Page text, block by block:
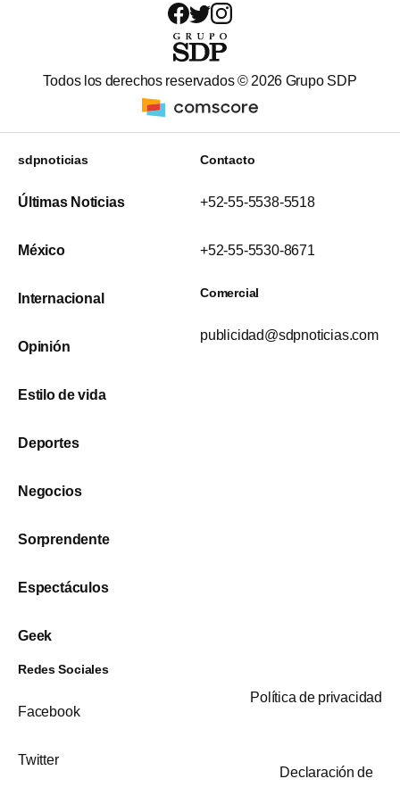
Todos los derechos reservados © 2026 Grupo SDP
sdpnoticias
Últimas Noticias
México
Internacional
Opinión
Estilo de vida
Deportes
Negocios
Sorprendente
Espectáculos
Geek
Contacto
+52-55-5538-5518
+52-55-5530-8671
Comercial
publicidad@sdpnoticias.com
Redes Sociales
Facebook
Twitter
Política de privacidad
Declaración de